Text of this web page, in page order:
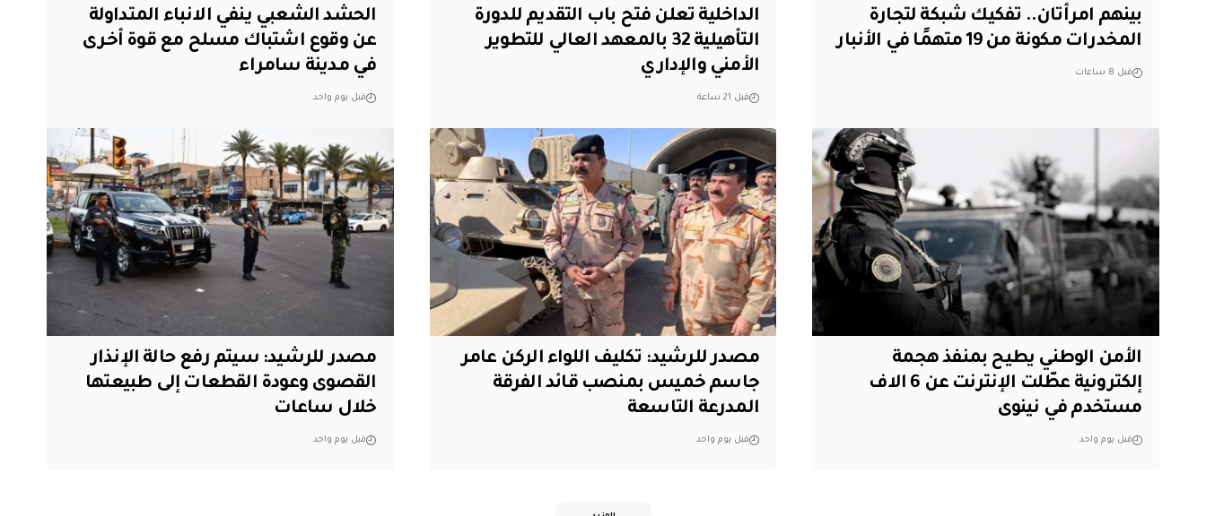
بينهم امرأتان.. تفكيك شبكة لتجارة
المخدرات مكونة من 19 متهمًا في الأنبار
قبل 8 ساعات
الداخلية تعلن فتح باب التقديم للدورة
التأهيلية 32 بالمعهد العالي للتطوير
الأمني والإداري
قبل 21 ساعة
الحشد الشعبي ينفي الانباء المتداولة
عن وقوع اشتباك مسلح مع قوة أخرى
في مدينة سامراء
قبل يوم واحد
الأمن الوطني يطيح بمنفذ هجمة
إلكترونية عطّلت الإنترنت عن 6 الاف
مستخدم في نينوى
قبل يوم واحد
مصدر للرشيد: تكليف اللواء الركن عامر
جاسم خميس بمنصب قائد الفرقة
المدرعة التاسعة
قبل يوم واحد
مصدر للرشيد: سيتم رفع حالة الإنذار
القصوى وعودة القطعات إلى طبيعتها
خلال ساعات
قبل يوم واحد